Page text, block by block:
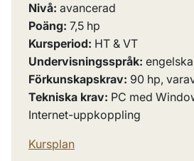
Nivå: avancerad
Poäng: 7,5 hp
Kursperiod: HT & VT
Undervisningsspråk: engelska
Förkunskapskrav: 90 hp,
Tekniska krav: PC med
Internet-uppkoppling
Kursplan